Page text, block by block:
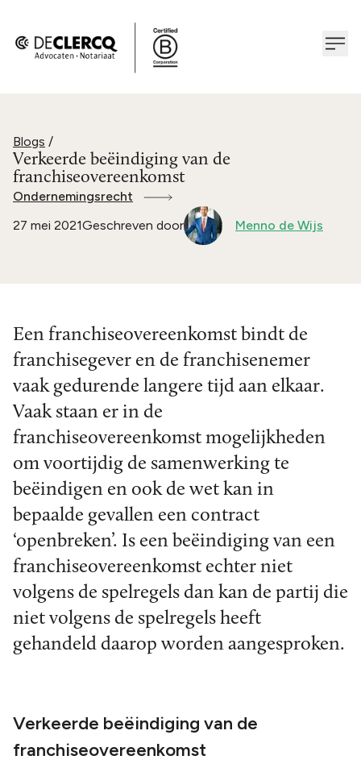
Blogs /
Verkeerde beëindiging van de
franchiseovereenkomst
Ondernemingsrecht
27 mei 2021Geschreven door Menno de Wijs
Een franchiseovereenkomst bindt de
franchisegever en de franchisenemer
vaak gedurende langere tijd aan elkaar.
Vaak staan er in de
franchiseovereenkomst mogelijkheden
om voortijdig de samenwerking te
beëindigen en ook de wet kan in
bepaalde gevallen een contract
‘openbreken’. Is een beëindiging van een
franchiseovereenkomst echter niet
volgens de spelregels dan kan de partij die
niet volgens de spelregels heeft
gehandeld daarop worden aangesproken.
Verkeerde beëindiging van de
franchiseovereenkomst